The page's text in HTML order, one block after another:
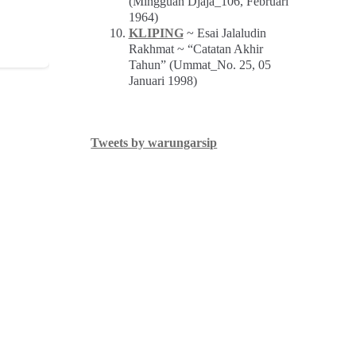
1964)
KLIPING~ Esai Jalaludin
Rakhmat ~ “Catatan Akhir
Tahun” (Ummat_No. 25, 05
Januari 1998)
Tweets by warungarsip